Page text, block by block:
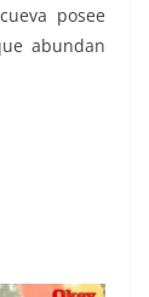
posee
abundan